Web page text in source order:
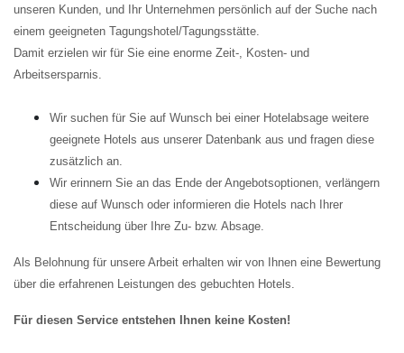
unseren Kunden, und Ihr Unternehmen persönlich auf der Suche nach
einem geeigneten Tagungshotel/Tagungsstätte.
Damit erzielen wir für Sie eine enorme Zeit-, Kosten- und
Arbeitsersparnis.
Wir suchen für Sie auf Wunsch bei einer Hotelabsage weitere
geeignete Hotels aus unserer Datenbank aus und fragen diese
zusätzlich an.
Wir erinnern Sie an das Ende der Angebotsoptionen, verlängern
diese auf Wunsch oder informieren die Hotels nach Ihrer
Entscheidung über Ihre Zu- bzw. Absage.
Als Belohnung für unsere Arbeit erhalten wir von Ihnen eine Bewertung
über die erfahrenen Leistungen des gebuchten Hotels.
Für diesen Service entstehen Ihnen keine Kosten!